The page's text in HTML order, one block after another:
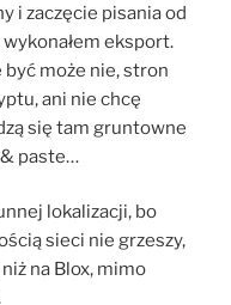
i zaczęcie pisania od
eksport.
może nie, stron
ani nie chcę
się tam gruntowne
paste…
lokalizacji, bo
sieci nie grzeszy,
na Blox, mimo